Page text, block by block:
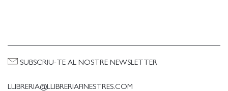
LLIBRERIA@LLIBRERIAFINESTRES.COM
SUBSCRIU-TE AL NOSTRE NEWSLETTER